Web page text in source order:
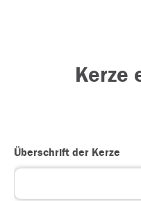
Kerze
Überschrift der Kerze